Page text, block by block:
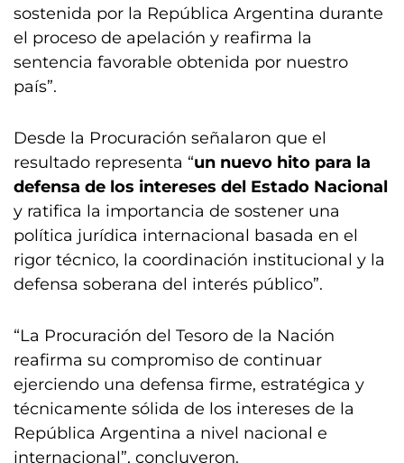
sostenida por la República Argentina durante
el proceso de apelación y reafirma la
sentencia favorable obtenida por nuestro
país”.
Desde la Procuración señalaron que el
resultado representa “un nuevo hito para la
defensa de los intereses del Estado Nacional
y ratifica la importancia de sostener una
política jurídica internacional basada en el
rigor técnico, la coordinación institucional y la
defensa soberana del interés público”.
“La Procuración del Tesoro de la Nación
reafirma su compromiso de continuar
ejerciendo una defensa firme, estratégica y
técnicamente sólida de los intereses de la
República Argentina a nivel nacional e
internacional”, concluyeron.